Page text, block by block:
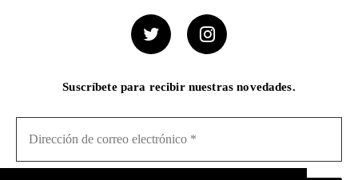
Suscríbete para recibir nuestras novedades.